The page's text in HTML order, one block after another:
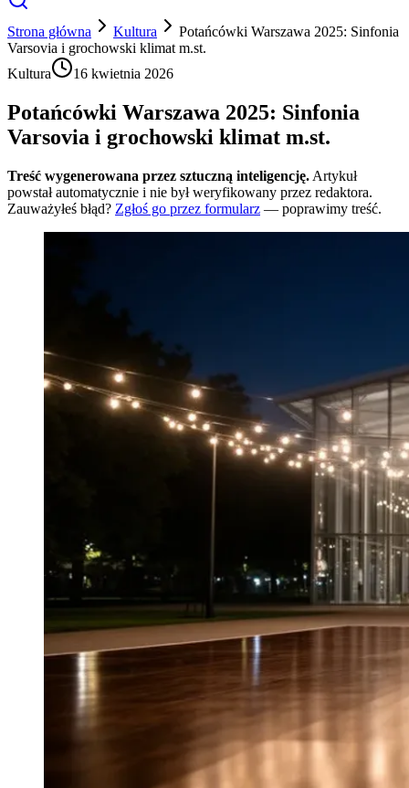
Strona główna Kultura
Potańcówki Warszawa 2025: Sinfonia
Varsovia i grochowski klimat m.st.
Kultura
16 kwietnia 2026
Potańcówki Warszawa 2025: Sinfonia
Varsovia i grochowski klimat m.st.
Treść wygenerowana przez sztuczną inteligencję. Artykuł
powstał automatycznie i nie był weryfikowany przez redaktora.
Zauważyłeś błąd? Zgłoś go przez formularz — poprawimy treść.